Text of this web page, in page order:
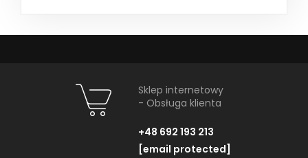
Sklep internetowy
- Obsługa klienta
+48 692 193 213
[email protected]